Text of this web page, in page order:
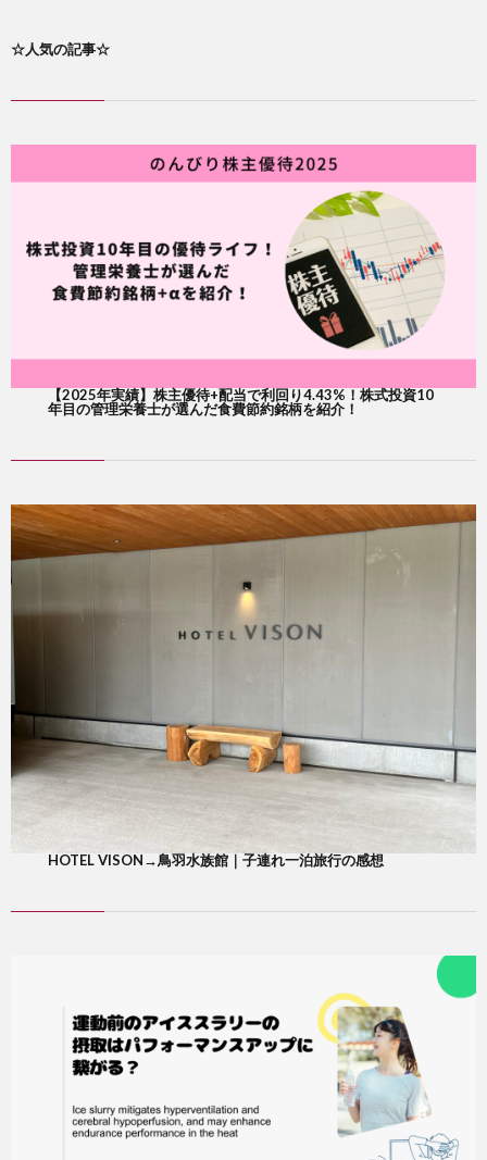
☆人気の記事☆
【2025年実績】株主優待+配当で利回り4.43%！株式投資10
年目の管理栄養士が選んだ食費節約銘柄を紹介！
HOTEL VISON→鳥羽水族館｜子連れ一泊旅行の感想